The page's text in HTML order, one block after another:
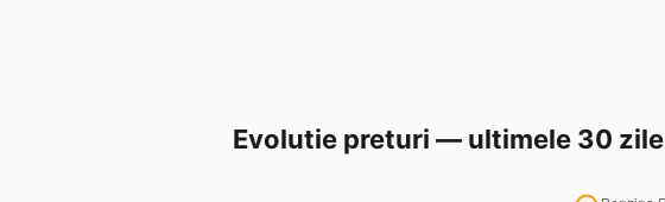
Evolutie preturi — ultimele 30 zile